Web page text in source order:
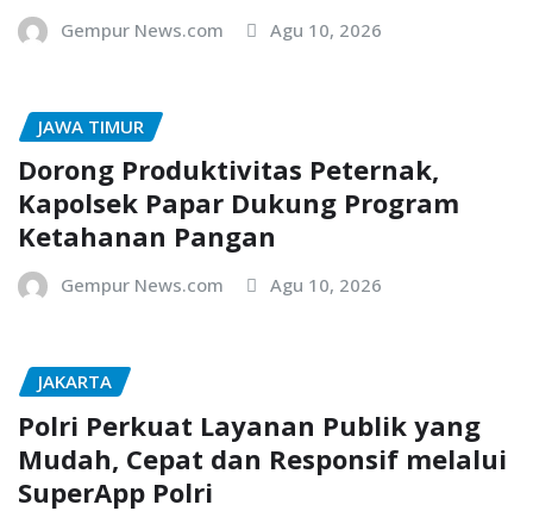
Gempur News.com Agu 10, 2026
JAWA TIMUR
Dorong Produktivitas Peternak,
Kapolsek Papar Dukung Program
Ketahanan Pangan
Gempur News.com Agu 10, 2026
JAKARTA
Polri Perkuat Layanan Publik yang
Mudah, Cepat dan Responsif melalui
SuperApp Polri